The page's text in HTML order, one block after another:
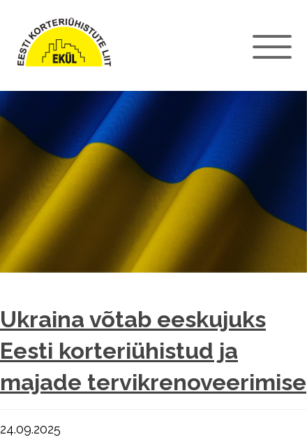
Ukraina võtab eeskujuks
Eesti korteriühistud ja
majade tervikrenoveerimise
24.09.2025